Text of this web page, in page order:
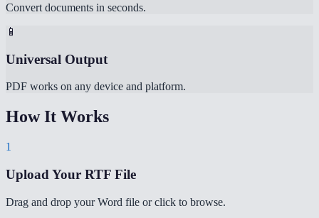
Convert documents in seconds.
📱
Universal Output
PDF works on any device and platform.
How It Works
1
Upload Your RTF File
Drag and drop your Word file or click to browse.